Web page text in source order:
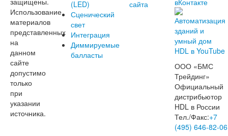
Использование
материалов
представленных
на
данном
сайте
допустимо
только
при
указании
источника.
(LED)
Сценический
свет
Интеграция
Диммируемые
балласты
сайта
ООО «БМС
Трейдинг»
Официальный
дистрибьютор
HDL в России
Тел./Факс:+7
(495) 646-82-06